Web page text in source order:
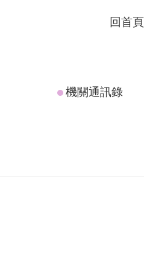
回首頁
機關通訊錄